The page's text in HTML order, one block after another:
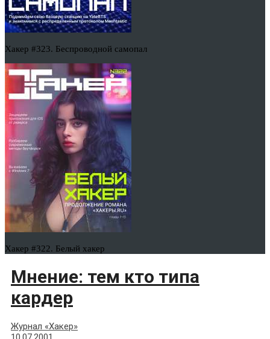
Хакер #323. Беспроводной самопал
Хакер #322. Белый хакер
Мнение: тем кто типа
кардер
Журнал «Хакер»